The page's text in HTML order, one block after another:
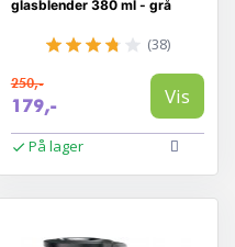
glasblender 380 ml - grå
(38)
250,-
179,- Vis
På lager